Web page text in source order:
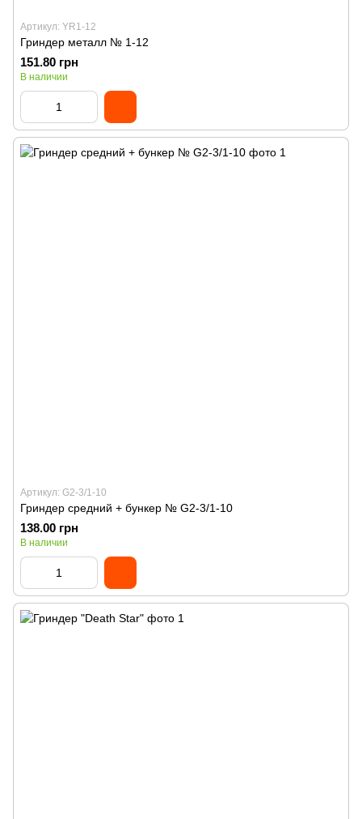
Артикул: YR1-12
Гриндер металл № 1-12
151.80 грн
В наличии
Артикул: G2-3/1-10
Гриндер средний + бункер № G2-3/1-10
138.00 грн
В наличии